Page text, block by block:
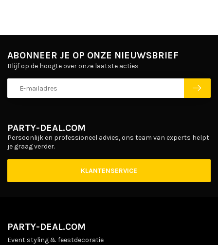
PARTY-DEAL.COM
Persoonlijk en professioneel advies, ons team van experts helpt
je graag verder.
KLANTENSERVICE
ABONNEER JE OP ONZE NIEUWSBRIEF
Blijf op de hoogte over onze laatste acties
PARTY-DEAL.COM
Event styling & feestdecoratie